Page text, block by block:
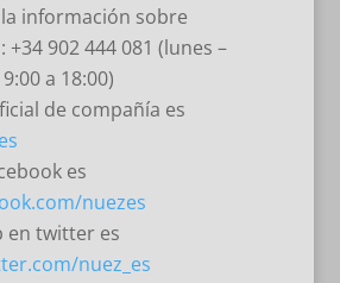
información sobre
902 444 081 (lunes –
a 18:00)
de compañía es
es
nuezes
en twitter es
nuez_es